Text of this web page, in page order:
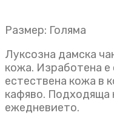
Размер: Голяма
Луксозна дамска
кожа. Изработена е
естествена кожа в
кафяво. Подхoдяща
ежедневието.